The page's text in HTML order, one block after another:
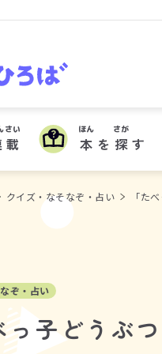
載
さい
本
ほん
を 探
さが
す
クイズ・なそなぞ・占い 「た
ぞ・占い
っ子どうぶ